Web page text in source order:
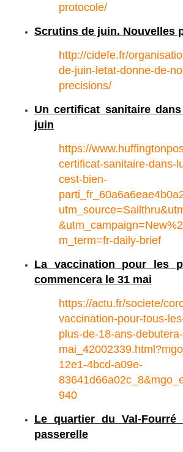
protocole/
Scrutins de juin. Nouvelles
http://cidefe.fr/
de-juin-letat-donne-de-
precisions/
Un certificat sanitaire
juin
https://
certificat-sanitaire-dans-
cest-bien-
m_term=fr-daily-brief
La vaccination pour les
commencera le 31 mai
https://actu.fr/societe/
vaccination-pour-tous-
plus-de-18-ans-
12e1-4bcd-a09e-
940
Le quartier du Val-
passerelle